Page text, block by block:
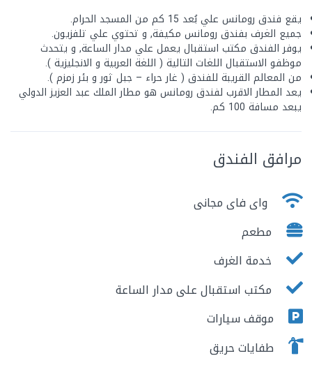
يقع فندق رومانس علي بُعد 15 كم من المسجد الحرام.
جميع الغرف بفندق رومانس مكيفة, و تحتوي علي تلفزيون.
يوفر الفندق مكتب استقبال يعمل علي مدار الساعة, و يتحدث
موظفو الاستقبال اللغات التالية ( اللغة العربية و الانجليزية ).
من المعالم القريبة للفندق ( غار حراء – جبل ثور و بئر زمزم ).
يعد المطار الاقرب لفندق رومانس هو مطار الملك عبد العزيز الدولي
يبعد مسافة 100 كم.
مرافق الفندق
واى فاى مجانى
مطعم
خدمة الغرف
مكتب استقبال على مدار الساعة
موقف سيارات
طفايات حريق